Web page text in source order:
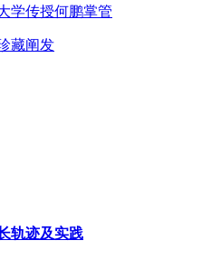
学传授何鹏掌管
藏阐发
轨迹及实践